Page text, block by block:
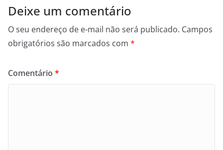
Deixe um comentário
O seu endereço de e-mail não será publicado. Campos
obrigatórios são marcados com *
Comentário *